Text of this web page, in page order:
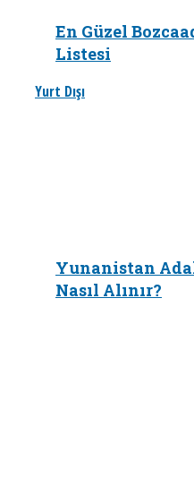
En Güzel
Listesi
Yurt Dışı
Yunanistan
Nasıl Alınır?